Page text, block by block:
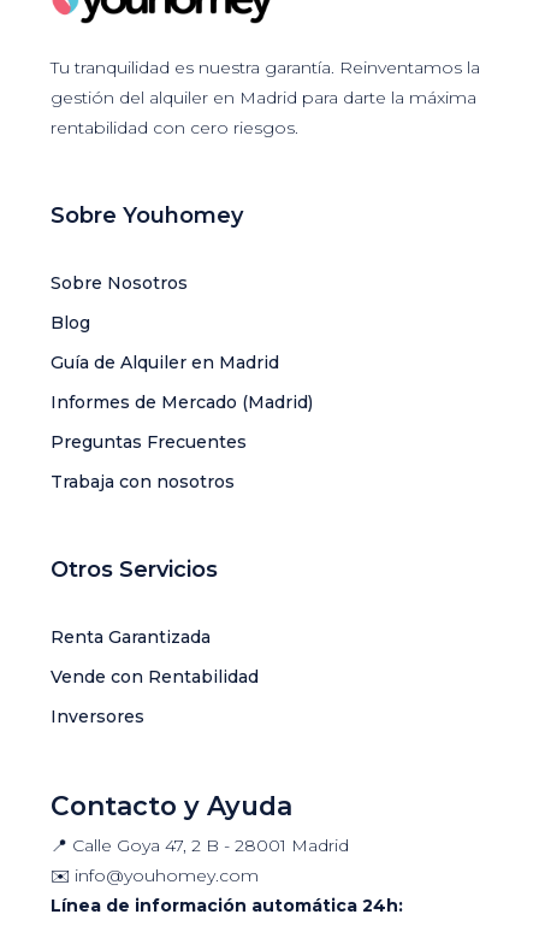
Tu tranquilidad es nuestra garantía. Reinventamos la
gestión del alquiler en Madrid para darte la máxima
rentabilidad con cero riesgos.
Sobre Youhomey
Sobre Nosotros
Blog
Guía de Alquiler en Madrid
Informes de Mercado (Madrid)
Preguntas Frecuentes
Trabaja con nosotros
Otros Servicios
Renta Garantizada
Vende con Rentabilidad
Inversores
Contacto y Ayuda
📍 Calle Goya 47, 2 B - 28001 Madrid
✉️ info@youhomey.com
Línea de información automática 24h: